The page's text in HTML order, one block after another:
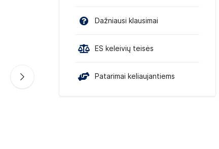
Dažniausi klausimai
ES keleivių teisės
Patarimai keliaujantiems